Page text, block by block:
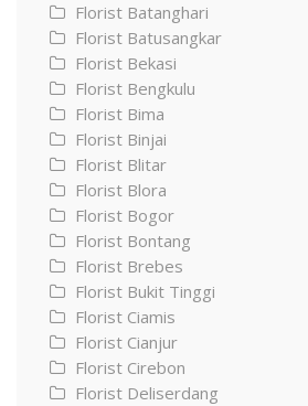
Florist Batanghari
Florist Batusangkar
Florist Bekasi
Florist Bengkulu
Florist Bima
Florist Binjai
Florist Blitar
Florist Blora
Florist Bogor
Florist Bontang
Florist Brebes
Florist Bukit Tinggi
Florist Ciamis
Florist Cianjur
Florist Cirebon
Florist Deliserdang